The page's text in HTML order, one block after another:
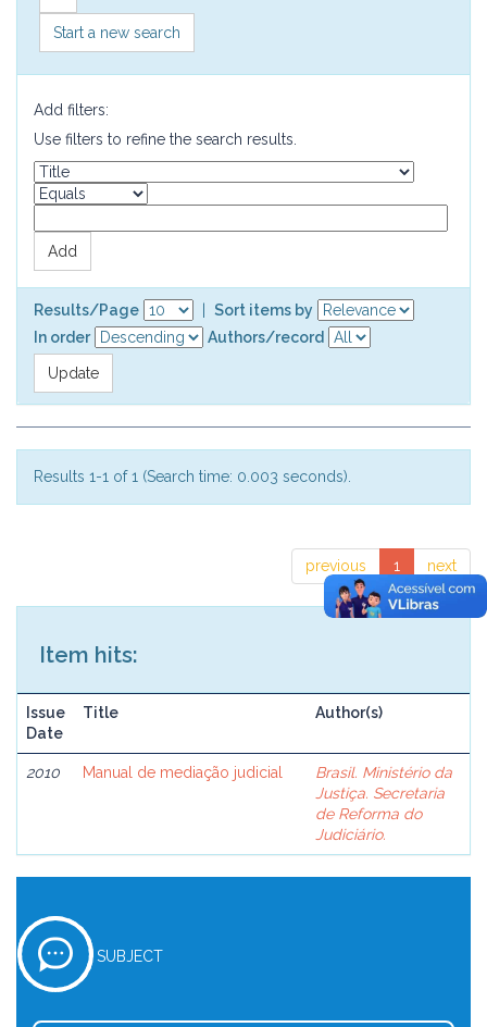
Start a new search
Add filters:
Use filters to refine the search results.
Results/Page
Sort items by
In order
Authors/record
Results 1-1 of 1 (Search time: 0.003 seconds).
previous 1 next
Item hits:
Issue
Date
Title Author(s)
2010 Manual de mediação judicial
Brasil. Ministério da
Justiça. Secretaria
de Reforma do
Judiciário.
SUBJECT